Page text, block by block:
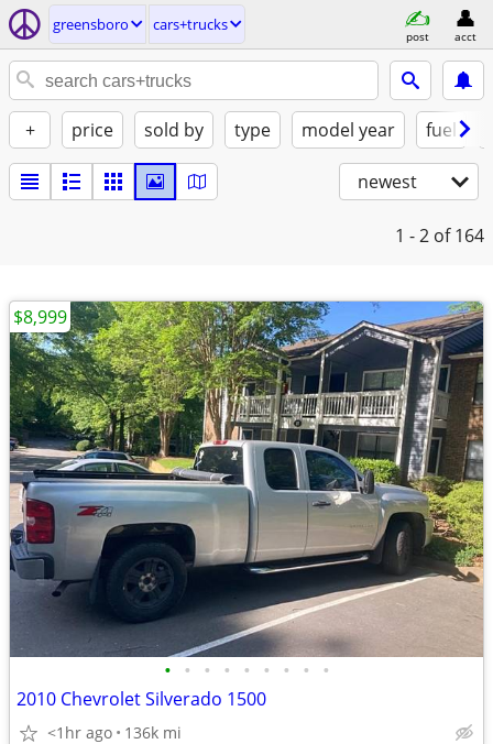
greensboro cars+trucks
post acct
+ price sold by type model year fuel
newest
1 - 2 of 164
• • • • • • • • •
2010 Chevrolet Silverado 1500
<1hr ago 136k mi
$8,999